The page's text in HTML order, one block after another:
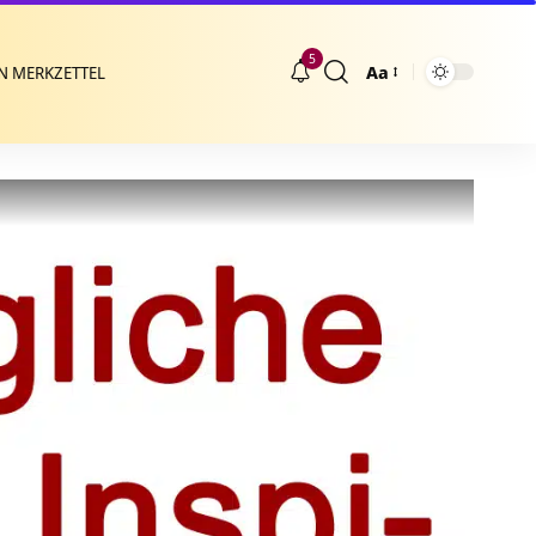
MERKZETTEL
5
Größenänderung
Aa